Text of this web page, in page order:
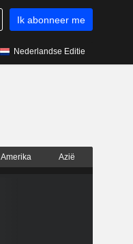
Ik abonneer me
Nederlandse Editie
Amerika Azië